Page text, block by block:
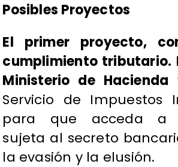
Posibles Proyectos
El primer proyecto,
cumplimiento tributario.
Ministerio de Hacienda
Servicio de Impuestos
para que acceda a
sujeta al secreto
la evasión y la elusión.